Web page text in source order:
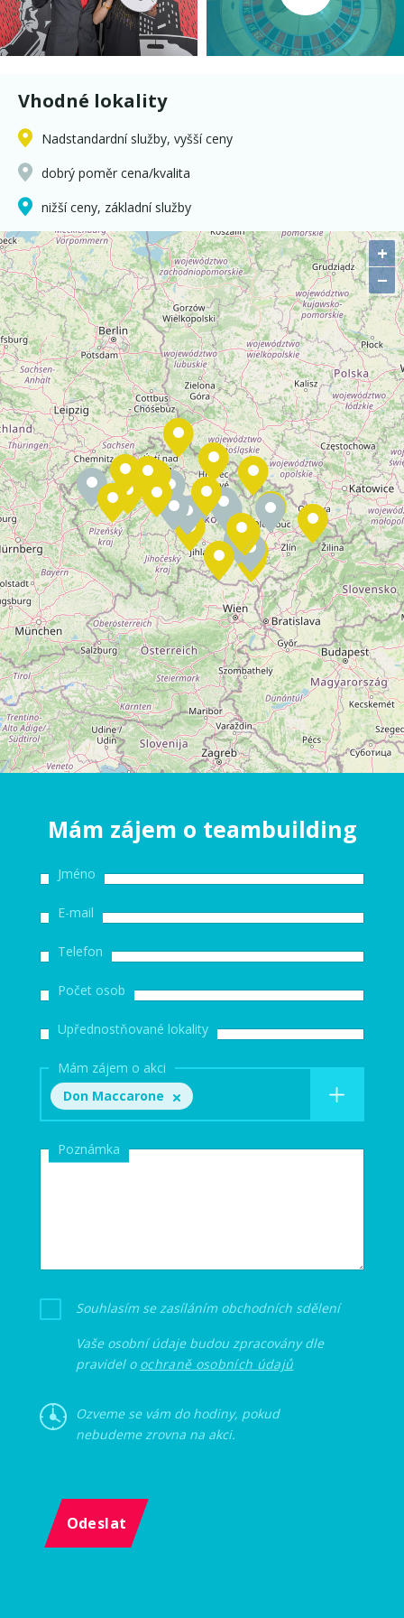
Vhodné lokality
Nadstandardní služby, vyšší ceny
dobrý poměr cena/kvalita
nižší ceny, základní služby
+
−
Mám zájem o teambuilding
Jméno
E-mail
Telefon
Počet osob
Upřednostňované lokality
Mám zájem o akci
Don Maccarone
Poznámka
Souhlasím se zasíláním obchodních sdělení
Vaše osobní údaje budou zpracovány dle
pravidel o ochraně osobních údajů
Ozveme se vám do hodiny, pokud
nebudeme zrovna na akci.
Odeslat